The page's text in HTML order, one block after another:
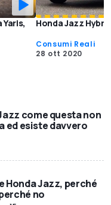
Honda Jazz
Consumi Reali
28 ott 2020
come questa non
ed esiste davvero
Honda Jazz, perché
no